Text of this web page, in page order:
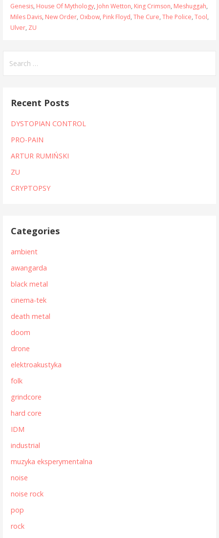
Genesis, House Of Mythology, John Wetton, King Crimson, Meshuggah,
Miles Davis, New Order, Oxbow, Pink Floyd, The Cure, The Police, Tool,
Ulver, ZU
for:
Recent Posts
DYSTOPIAN CONTROL
PRO-PAIN
ARTUR RUMIŃSKI
ZU
CRYPTOPSY
Categories
ambient
awangarda
black metal
cinema-tek
death metal
doom
drone
elektroakustyka
folk
grindcore
hard core
IDM
industrial
muzyka eksperymentalna
noise
noise rock
pop
rock